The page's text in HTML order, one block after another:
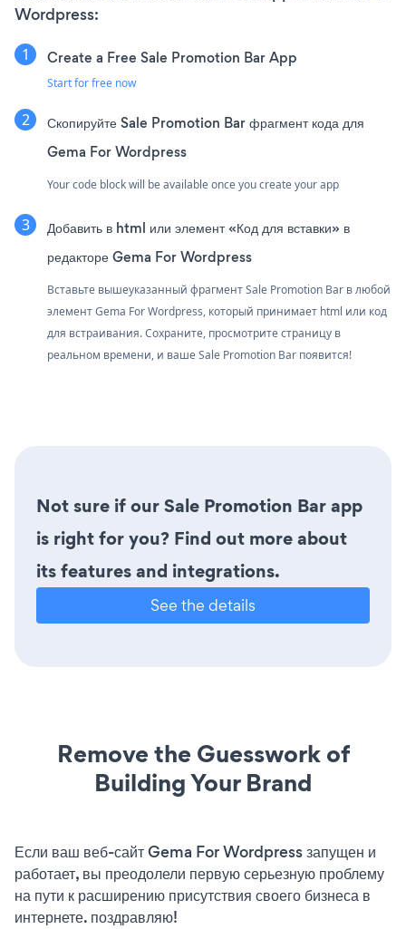
Wordpress:
Create a Free Sale Promotion Bar App
Start for free now
Скопируйте Sale Promotion Bar фрагмент кода для
Gema For Wordpress
Your code block will be available once you create your app
Добавить в html или элемент «Код для вставки» в
редакторе Gema For Wordpress
Вставьте вышеуказанный фрагмент Sale Promotion Bar в любой
элемент Gema For Wordpress, который принимает html или код
для встраивания. Сохраните, просмотрите страницу в
реальном времени, и ваше Sale Promotion Bar появится!
Not sure if our Sale Promotion Bar app
is right for you? Find out more about
its features and integrations.
See the details
Remove the Guesswork of
Building Your Brand
Если ваш веб-сайт Gema For Wordpress запущен и
работает, вы преодолели первую серьезную проблему
на пути к расширению присутствия своего бизнеса в
интернете. поздравляю!